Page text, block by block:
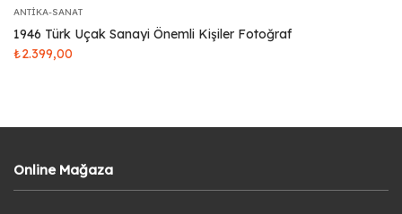
ANTIKA-SANAT
1946 Türk Uçak Sanayi Önemli Kişiler Fotoğraf
₺2.399,00
Online Mağaza